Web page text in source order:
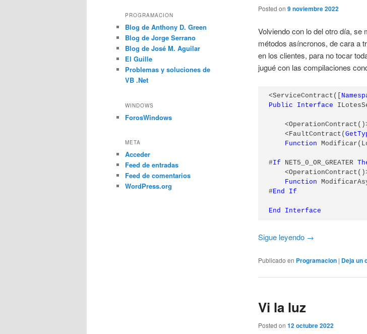
Posted on 9 noviembre 2022
Volviendo con lo del otro día,
métodos asíncronos, de cara a
en los clientes, para no tocar
jugué con las compilaciones
<ServiceContract([
Public
Interface
    <FaultContract(
Function
#If NET5_0_OR_GREATER
Function
#End If
End Interface
Sigue leyendo →
Publicado en Programacion | Deja un
Vi la luz
Posted on 12 octubre 2022
PROGRAMACION
Blog de Anthony D. Green
Blog de Jorge Serrano
Blog de José M. Aguilar
El Guille
Problemas y soluciones de
VB .Net
WINDOWS
ForosWindows
META
Acceder
Feed de entradas
Feed de comentarios
WordPress.org